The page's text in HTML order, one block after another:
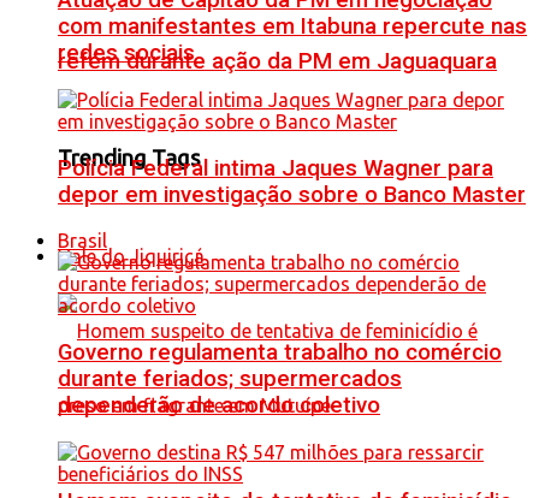
refém durante ação da PM em Jaguaquara
Trending Tags
Vale do Jiquiriçá
com manifestantes em Itabuna repercute nas
redes sociais
Polícia Federal intima Jaques Wagner para
depor em investigação sobre o Banco Master
Brasil
Governo regulamenta trabalho no comércio
durante feriados; supermercados
dependerão de acordo coletivo